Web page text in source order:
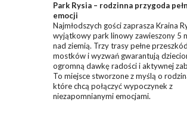
Park Rysia – rodzinna przygoda
emocji
Najmłodszych gości zaprasza Kraina
wyjątkowy park linowy zawieszony 5
nad ziemią. Trzy trasy pełne
mostków i wyzwań gwarantują
ogromną dawkę radości i aktywnej
To miejsce stworzone z myślą o
które chcą połączyć wypoczynek z
niezapomnianymi emocjami.